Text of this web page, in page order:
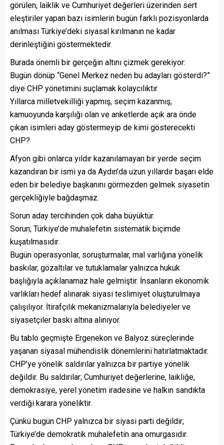
görülen, laiklik ve Cumhuriyet değerleri üzerinden sert
eleştiriler yapan bazı isimlerin bugün farklı pozisyonlarda
anılması Türkiye’deki siyasal kırılmanın ne kadar
derinleştiğini göstermektedir.
Burada önemli bir gerçeğin altını çizmek gerekiyor:
Bugün dönüp “Genel Merkez neden bu adayları gösterdi?”
diye CHP yönetimini suçlamak kolaycılıktır.
Yıllarca milletvekilliği yapmış, seçim kazanmış,
kamuoyunda karşılığı olan ve anketlerde açık ara önde
çıkan isimleri aday göstermeyip de kimi gösterecekti
CHP?
Afyon gibi onlarca yıldır kazanılamayan bir yerde seçim
kazandıran bir ismi ya da Aydın’da uzun yıllardır başarı elde
eden bir belediye başkanını görmezden gelmek siyasetin
gerçekliğiyle bağdaşmaz.
Sorun aday tercihinden çok daha büyüktür.
Sorun; Türkiye’de muhalefetin sistematik biçimde
kuşatılmasıdır.
Bugün operasyonlar, soruşturmalar, mal varlığına yönelik
baskılar, gözaltılar ve tutuklamalar yalnızca hukuk
başlığıyla açıklanamaz hale gelmiştir. İnsanların ekonomik
varlıkları hedef alınarak siyasi teslimiyet oluşturulmaya
çalışılıyor. İtirafçılık mekanizmalarıyla belediyeler ve
siyasetçiler baskı altına alınıyor.
Bu tablo geçmişte Ergenekon ve Balyoz süreçlerinde
yaşanan siyasal mühendislik dönemlerini hatırlatmaktadır.
CHP’ye yönelik saldırılar yalnızca bir partiye yönelik
değildir. Bu saldırılar; Cumhuriyet değerlerine, laikliğe,
demokrasiye, yerel yönetim iradesine ve halkın sandıkta
verdiği karara yöneliktir.
Çünkü bugün CHP yalnızca bir siyasi parti değildir;
Türkiye’de demokratik muhalefetin ana omurgasıdır.